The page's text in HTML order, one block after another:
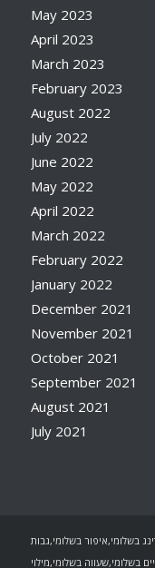
May 2023
April 2023
March 2023
February 2023
August 2022
July 2022
June 2022
May 2022
April 2022
March 2022
February 2022
January 2022
December 2021
November 2021
October 2021
September 2021
August 2021
July 2021
בשלומי,איפור בשלומי,גבות
בשלומי,שעווה בשלומי,מילוי